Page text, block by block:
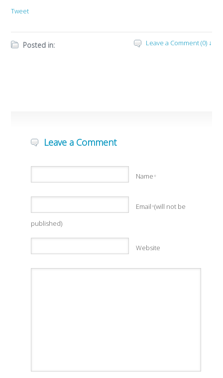
Tweet
Posted in: Leave a Comment (0) ↓
Leave a Comment
Name*
Email*(will not be
published)
Website